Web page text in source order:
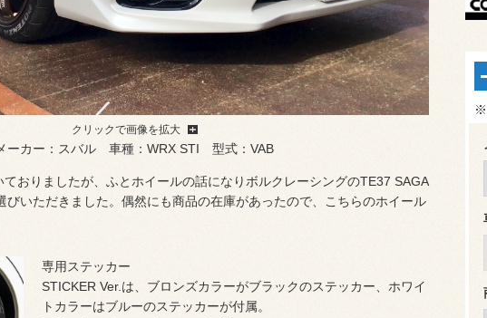
クリックで画像を拡大
ーカー：スバル 車種：WRX STI 型式：VAB
おりましたが、ふとホイールの話になりボルクレーシングのTE37 SAGA
びいただきました。偶然にも商品の在庫があったので、こちらのホイール
専用ステッカー
STICKER Ver.は、ブロンズカラーがブラックのステッカー、ホワイ
トカラーはブルーのステッカーが付属。
※